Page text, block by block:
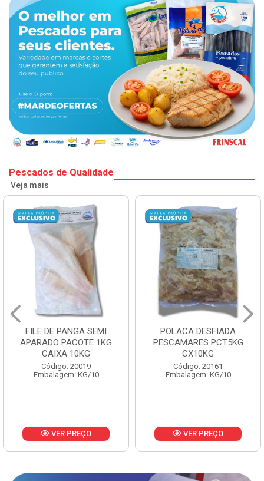
Pescados de Qualidade
Veja mais
POLACA DESFIADA
PESCAMARES PCT5KG
CX10KG
Código: 20161
Embalagem: KG/10
VER PREÇO
POLACA DESFIADA
PESCAMARES PCT1KG
CX10KG
Código: 20162
Embalagem: KG/10
VER PREÇO